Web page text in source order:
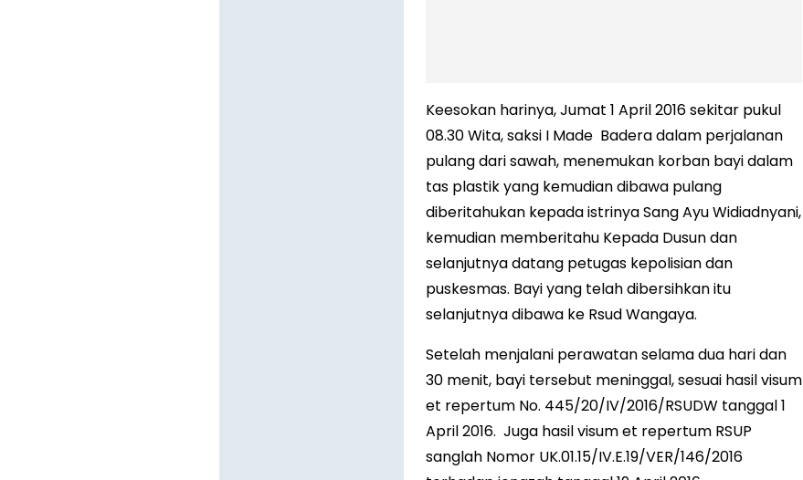
Keesokan harinya, Jumat 1 April 2016 sekitar pukul
08.30 Wita, saksi I Made Badera dalam perjalanan
pulang dari sawah, menemukan korban bayi dalam
tas plastik yang kemudian dibawa pulang
diberitahukan kepada istrinya Sang Ayu Widiadnyani,
kemudian memberitahu Kepada Dusun dan
selanjutnya datang petugas kepolisian dan
puskesmas. Bayi yang telah dibersihkan itu
selanjutnya dibawa ke Rsud Wangaya.
Setelah menjalani perawatan selama dua hari dan
30 menit, bayi tersebut meninggal, sesuai hasil visum
et repertum No. 445/20/IV/2016/RSUDW tanggal 1
April 2016. Juga hasil visum et repertum RSUP
sanglah Nomor UK.01.15/IV.E.19/VER/146/2016